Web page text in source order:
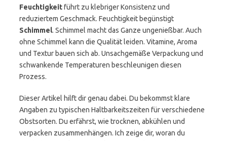
Feuchtigkeitführt zu klebriger Konsistenz und
reduziertem Geschmack. Feuchtigkeit begünstigt
Schimmel. Schimmel macht das Ganze ungenießbar. Auch
ohne Schimmel kann die Qualität leiden. Vitamine, Aroma
und Textur bauen sich ab. Unsachgemäße Verpackung und
schwankende Temperaturen beschleunigen diesen
Prozess.
Dieser Artikel hilft dir genau dabei. Du bekommst klare
Angaben zu typischen Haltbarkeitszeiten für verschiedene
Obstsorten. Du erfährst, wie trocknen, abkühlen und
verpacken zusammenhängen. Ich zeige dir, woran du